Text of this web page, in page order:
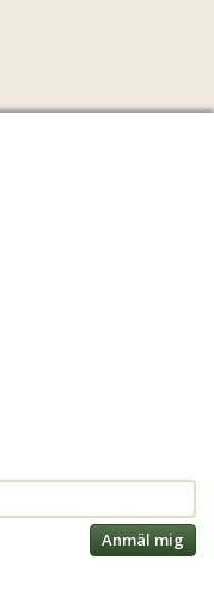
Anmäl mig